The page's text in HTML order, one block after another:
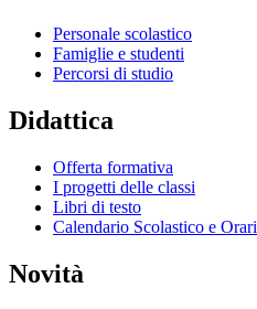
Personale scolastico
Famiglie e studenti
Percorsi di studio
Didattica
Offerta formativa
I progetti delle classi
Libri di testo
Calendario Scolastico e Orari
Novità